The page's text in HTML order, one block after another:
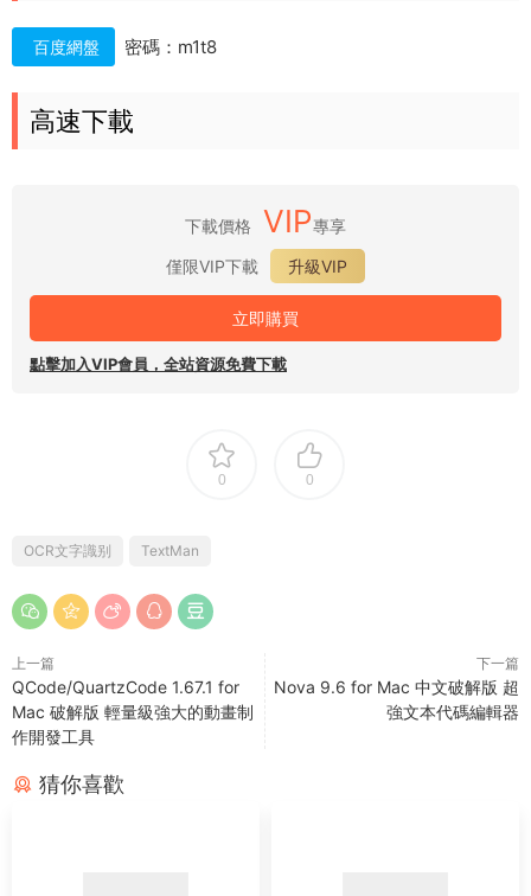
百度網盤 密碼：m1t8
高速下載
下載價格 VIP專享
僅限VIP下載
升級VIP
立即購買
點擊加入VIP會員，全站資源免費下載
0 0
OCR文字識别 TextMan
上一篇
QCode/QuartzCode 1.67.1 for
Mac 破解版 輕量級強大的動畫制
作開發工具
下一篇
Nova 9.6 for Mac 中文破解版 超
強文本代碼編輯器
猜你喜歡